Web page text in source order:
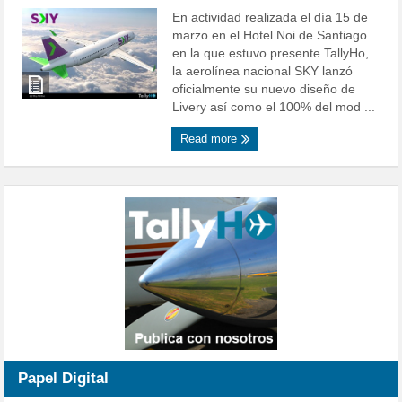
En actividad realizada el día 15 de
marzo en el Hotel Noi de Santiago
en la que estuvo presente TallyHo,
la aerolínea nacional SKY lanzó
oficialmente su nuevo diseño de
Livery así como el 100% del mod ...
Read more
Papel Digital